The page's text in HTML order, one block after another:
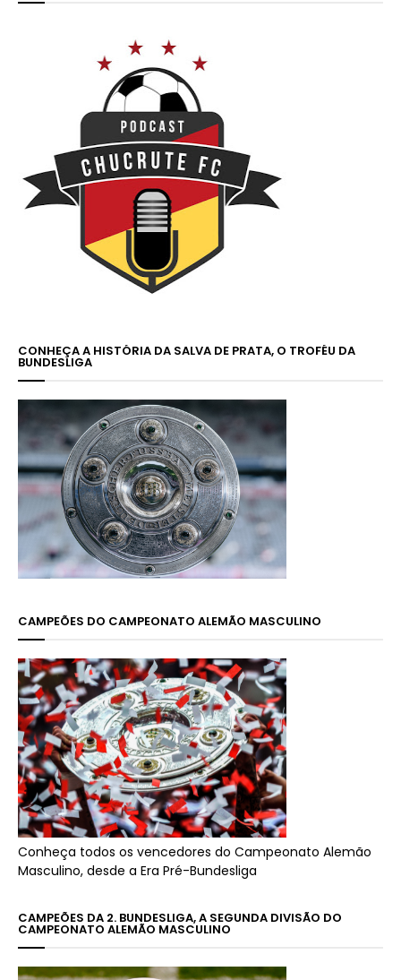
CONHEÇA A HISTÓRIA DA SALVA DE PRATA, O TROFÉU DA
BUNDESLIGA
CAMPEÕES DO CAMPEONATO ALEMÃO MASCULINO
Conheça todos os vencedores do Campeonato Alemão
Masculino, desde a Era Pré-Bundesliga
CAMPEÕES DA 2. BUNDESLIGA, A SEGUNDA DIVISÃO DO
CAMPEONATO ALEMÃO MASCULINO